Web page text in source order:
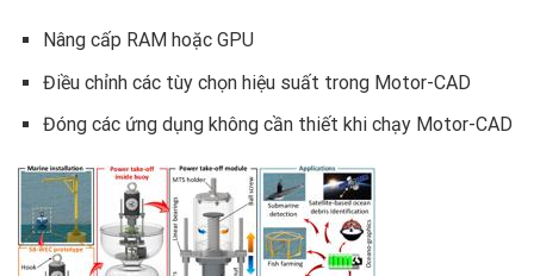
Nâng cấp RAM hoặc GPU
Điều chỉnh các tùy chọn hiệu suất trong Motor-CAD
Đóng các ứng dụng không cần thiết khi chạy Motor-CAD